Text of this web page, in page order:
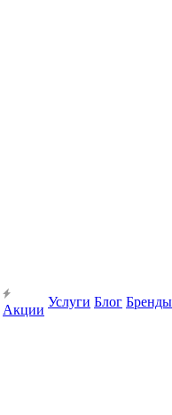
Акции
Услуги Блог Бренды